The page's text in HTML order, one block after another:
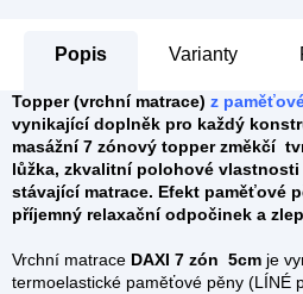
Popis
Topper (vrchní matrace) z
vynikající doplněk pro každý
masážní 7 zónový topperzměkčí
lůžka, zkvalitní polohové vlastnosti
stávající matrace. Efekt paměťové
příjemný relaxační odpočinek a
Vrchní matrace DAXI 7 zón 5cm je
termoelastické paměťové pěny (LÍNÉ